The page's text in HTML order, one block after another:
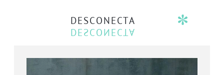
DESCONECTA